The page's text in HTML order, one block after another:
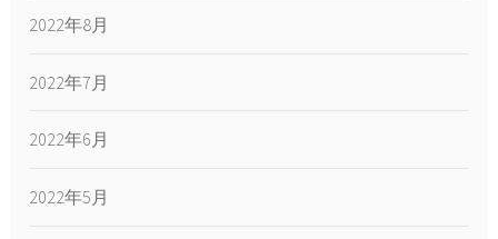
2022年8月
2022年7月
2022年6月
2022年5月